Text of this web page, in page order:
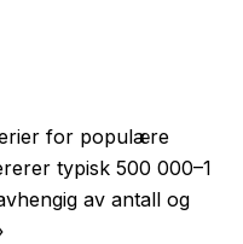
for populære
typisk 500 000–1
av antall og